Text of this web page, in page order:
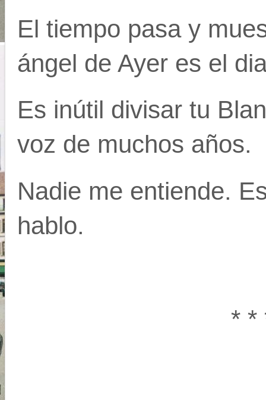
El tiempo pasa y
ángel de Ayer es el
Es inútil divisar tu
voz de muchos años.
Nadie me entiende.
hablo.
* *